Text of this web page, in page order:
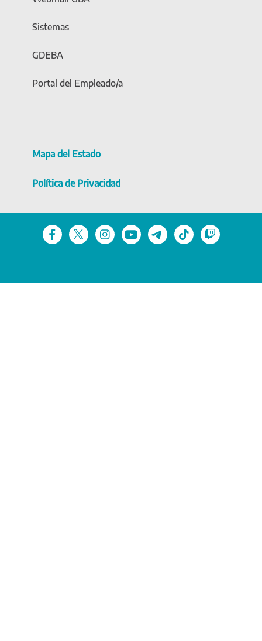
Sistemas
GDEBA
Portal del Empleado/a
Mapa del Estado
Política de Privacidad